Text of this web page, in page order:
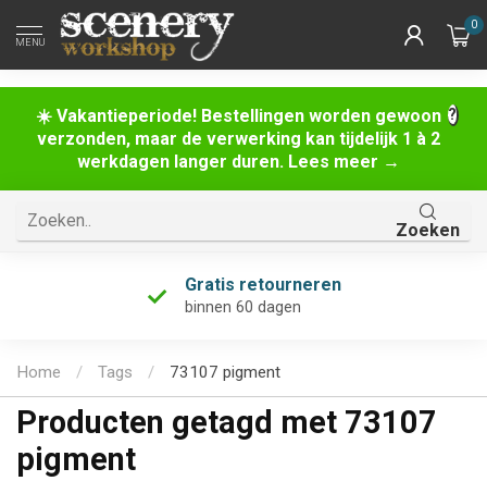
☀️ Vakantieperiode! Bestellingen worden gewoon
verzonden, maar de verwerking kan tijdelijk 1 à 2
werkdagen langer duren. Lees meer →
MENU
0
Zoeken
Gratis retourneren
binnen 60 dagen
Home / Tags / 73107 pigment
Producten getagd met 73107
pigment